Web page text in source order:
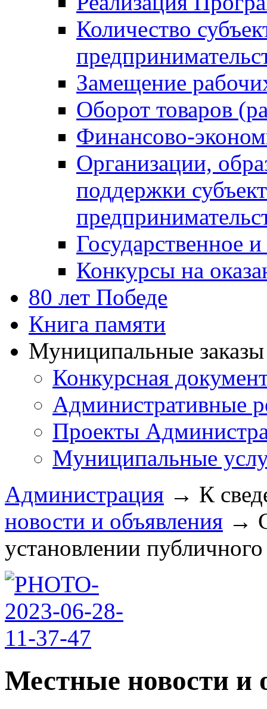
Количество
Замещение
Оборот товаров
Финансово-
Организации,
поддержки
Государственное
Конкурсы на
80 лет Победе
Книга памяти
Муниципальные
Конкурсная
Административные
Проекты
Муниципальные
Администрация → К
новости и объявления →
установлении
Местные новости и